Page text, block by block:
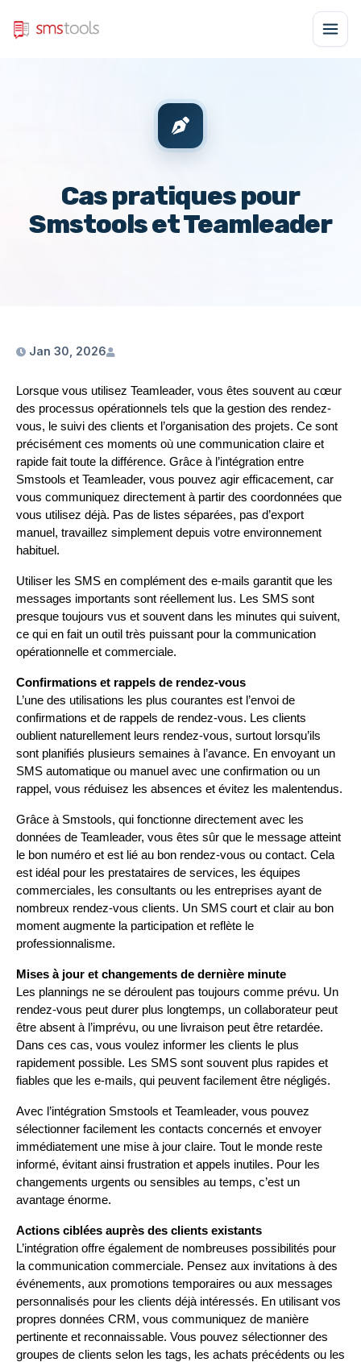
Cas pratiques pour
Smstools et Teamleader
Jan 30, 2026
Lorsque vous utilisez Teamleader, vous êtes souvent au cœur
des processus opérationnels tels que la gestion des rendez-
vous, le suivi des clients et l’organisation des projets. Ce sont
précisément ces moments où une communication claire et
rapide fait toute la différence. Grâce à l’intégration entre
Smstools et Teamleader, vous pouvez agir efficacement, car
vous communiquez directement à partir des coordonnées que
vous utilisez déjà. Pas de listes séparées, pas d’export
manuel, travaillez simplement depuis votre environnement
habituel.
Utiliser les SMS en complément des e-mails garantit que les
messages importants sont réellement lus. Les SMS sont
presque toujours vus et souvent dans les minutes qui suivent,
ce qui en fait un outil très puissant pour la communication
opérationnelle et commerciale.
Confirmations et rappels de rendez-vous
L’une des utilisations les plus courantes est l’envoi de
confirmations et de rappels de rendez-vous. Les clients
oublient naturellement leurs rendez-vous, surtout lorsqu’ils
sont planifiés plusieurs semaines à l’avance. En envoyant un
SMS automatique ou manuel avec une confirmation ou un
rappel, vous réduisez les absences et évitez les malentendus.
Grâce à Smstools, qui fonctionne directement avec les
données de Teamleader, vous êtes sûr que le message atteint
le bon numéro et est lié au bon rendez-vous ou contact. Cela
est idéal pour les prestataires de services, les équipes
commerciales, les consultants ou les entreprises ayant de
nombreux rendez-vous clients. Un SMS court et clair au bon
moment augmente la participation et reflète le
professionnalisme.
Mises à jour et changements de dernière minute
Les plannings ne se déroulent pas toujours comme prévu. Un
rendez-vous peut durer plus longtemps, un collaborateur peut
être absent à l’imprévu, ou une livraison peut être retardée.
Dans ces cas, vous voulez informer les clients le plus
rapidement possible. Les SMS sont souvent plus rapides et
fiables que les e-mails, qui peuvent facilement être négligés.
Avec l’intégration Smstools et Teamleader, vous pouvez
sélectionner facilement les contacts concernés et envoyer
immédiatement une mise à jour claire. Tout le monde reste
informé, évitant ainsi frustration et appels inutiles. Pour les
changements urgents ou sensibles au temps, c’est un
avantage énorme.
Actions ciblées auprès des clients existants
L’intégration offre également de nombreuses possibilités pour
la communication commerciale. Pensez aux invitations à des
événements, aux promotions temporaires ou aux messages
personnalisés pour les clients déjà intéressés. En utilisant vos
propres données CRM, vous communiquez de manière
pertinente et reconnaissable. Vous pouvez sélectionner des
groupes de clients selon les tags, les achats précédents ou les